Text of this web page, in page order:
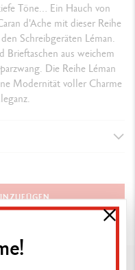
Töne… Ein Hauch von
d'Ache mit dieser Reihe
Schreibgeräten Léman.
aus weichem
Die Reihe Léman
Modernität voller Charme